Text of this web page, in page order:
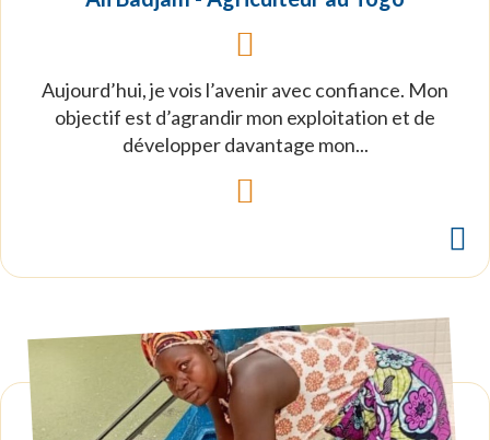
Aujourd’hui, je vois l’avenir avec confiance. Mon
objectif est d’agrandir mon exploitation et de
développer davantage mon...